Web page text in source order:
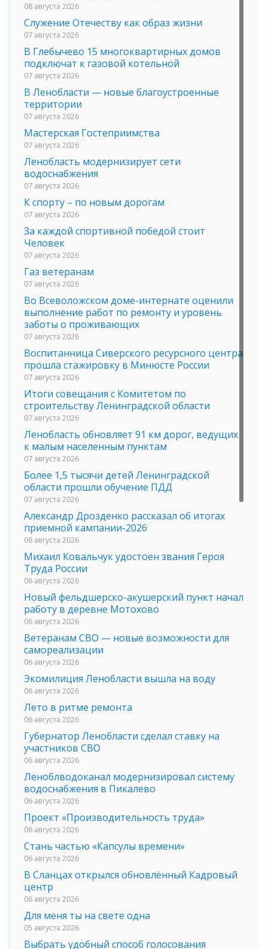
08 августа 2026
Служение Отечеству как образ жизни
07 августа 2026
В Глебычево 15 многоквартирных домов
подключат к газовой котельной
07 августа 2026
В Ленобласти — новые благоустроенные
территории
07 августа 2026
Мастерская Гостеприимства
07 августа 2026
Ленобласть модернизирует сети
водоснабжения
07 августа 2026
К спорту – по новым дорогам
07 августа 2026
За каждой спортивной победой стоит
Человек
07 августа 2026
Газ ветеранам
07 августа 2026
Во Всеволожском доме-интернате оценили
выполнение работ по ремонту и уровень
заботы о проживающих
07 августа 2026
Воспитанница Сиверского ресурсного центра
прошла стажировку в Минюсте России
07 августа 2026
Итоги совещания с Комитетом по
строительству Ленинградской области
07 августа 2026
Ленобласть обновляет 91 км дорог, ведущих
к малым населенным пунктам
07 августа 2026
Более 1,5 тысячи детей Ленинградской
области прошли обучение ПДД
07 августа 2026
Александр Дрозденко рассказал об итогах
приемной кампании-2026
06 августа 2026
Михаил Ковальчук удостоен звания Героя
Труда России
06 августа 2026
Новый фельдшерско-акушерский пункт начал
работу в деревне Мотохово
06 августа 2026
Ветеранам СВО — новые возможности для
самореализации
06 августа 2026
Экомилиция Ленобласти вышла на воду
06 августа 2026
Лето в ритме ремонта
06 августа 2026
Губернатор Ленобласти сделал ставку на
участников СВО
06 августа 2026
Леноблводоканал модернизировал систему
водоснабжения в Пикалево
06 августа 2026
Проект «Производительность труда»
06 августа 2026
Стань частью «Капсулы времени»
06 августа 2026
В Сланцах открылся обновлённый Кадровый
центр
06 августа 2026
Для меня ты на свете одна
05 августа 2026
Выбрать удобный способ голосования